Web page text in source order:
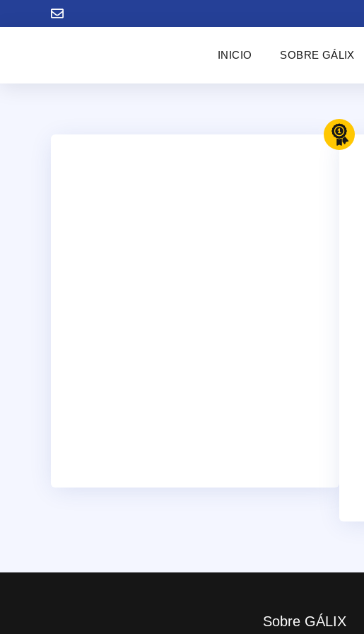
INICIO SOBRE GÁLIX
Sobre GÁLIX